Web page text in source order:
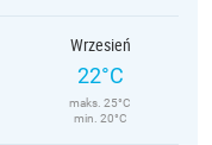
Wrzesień
22°C
maks. 25°C
min. 20°C